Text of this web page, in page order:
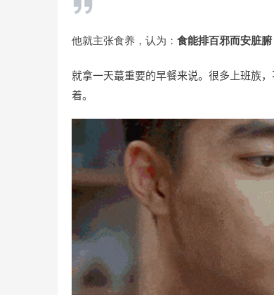
他就主张食养，认为： 食能排百邪而安脏腑
就拿一天蕞重要的早餐来说。 很多上班族
着。